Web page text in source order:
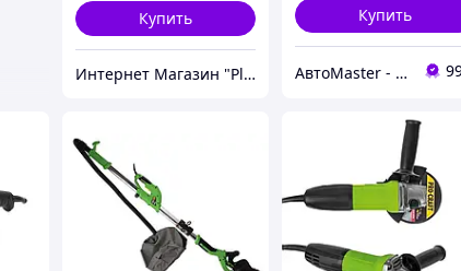
Купить
Интернет Магазин "PlexStore"
Купить
АвтоMaster - магазин